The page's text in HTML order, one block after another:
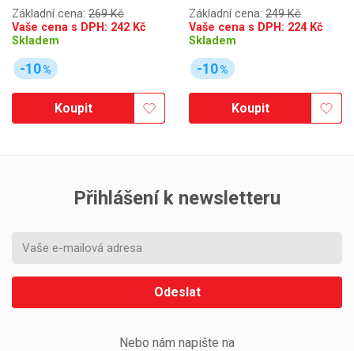
Základní cena: 269 Kč
Vaše cena s DPH: 242 Kč
Skladem
-10%
Koupit
Základní cena: 249 Kč
Vaše cena s DPH: 224Kč
Skladem
-10%
Koupit
Přihlášení k newsletteru
Odeslat
Nebo nám napište na